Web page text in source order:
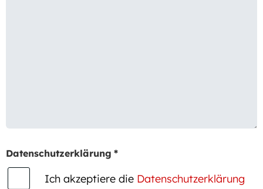
Datenschutzerklärung *
Ich akzeptiere die Datenschutzerklärung